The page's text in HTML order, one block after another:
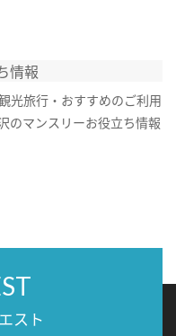
情報
光旅行・おすすめのご利用
のマンスリーお役立ち情報
スト